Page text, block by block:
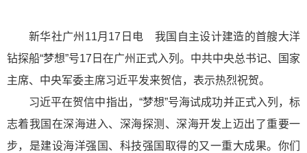
新华社广州11月17日电 我国自主设计建造的首艘大洋
钻探船“梦想”号17日在广州正式入列。中共中央总书记、国家
主席、中央军委主席习近平发来贺信，表示热烈祝贺。
习近平在贺信中指出，“梦想”号海试成功并正式入列，标
志着我国在深海进入、深海探测、深海开发上迈出了重要一
步，是建设海洋强国、科技强国取得的又一重大成果。你们